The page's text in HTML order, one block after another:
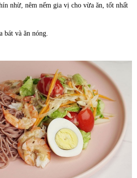
nhừ, nêm nếm gia vị cho vừa ăn, tốt nhất
bát và ăn nóng.